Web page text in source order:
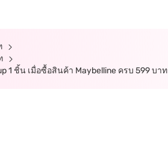
1 ชิ้น เมื่อซื้อสินค้า Maybelline ครบ 599 บาท